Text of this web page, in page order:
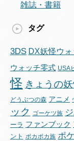
雑誌・書籍
タグ
3DS DX妖怪ウォ
ウォッチ零式 USA
怪 きょうの
どうぶつの森 アニメ
ック ゴーケツ族
ーラ ファンブック
ント ポカポカ族 ポ